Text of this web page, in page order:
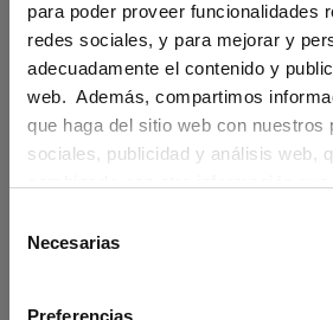
para poder proveer funcionalidades
redes sociales, y para mejorar y
adecuadamente el contenido y
web. Además, compartimos
que haga del sitio web con nuestros
sociales, publicidad y análisis web,
que haya hecho de sus servicios.
Necesarias
Preferencias
Productos
Segmento
Languages in the U.S. If you